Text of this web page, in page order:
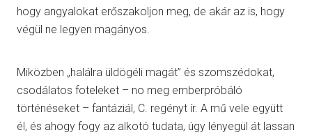
hogy angyalokat erőszakoljon meg, de akár az is, hogy
végül ne legyen magányos.
Miközben „halálra üldögéli magát” és szomszédokat,
csodálatos foteleket – no meg emberpróbáló
történéseket – fantáziál, C. regényt ír. A mű vele együtt
él, és ahogy fogy az alkotó tudata, úgy lényegül át lassan